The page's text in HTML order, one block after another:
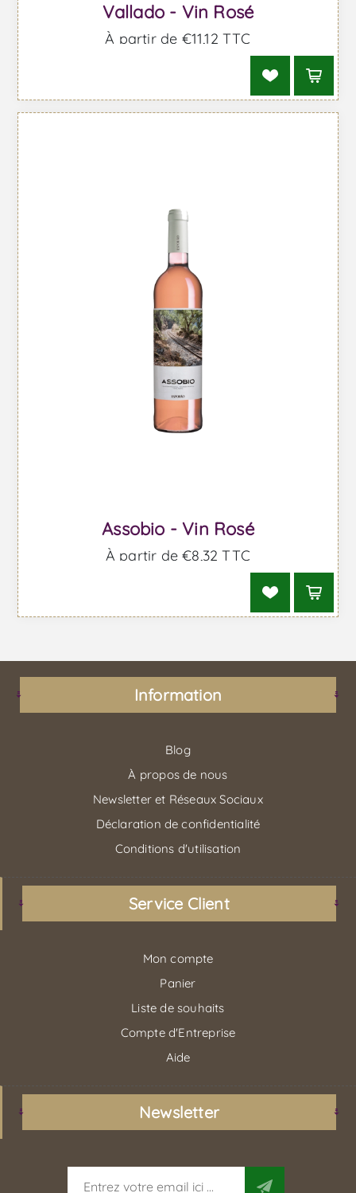
Vallado - Vin Rosé
À partir de €11,12 TTC
Assobio - Vin Rosé
À partir de €8,32 TTC
Information
Blog
À propos de nous
Newsletter et Réseaux Sociaux
Déclaration de confidentialité
Conditions d'utilisation
Service Client
Mon compte
Panier
Liste de souhaits
Compte d'Entreprise
Aide
Newsletter